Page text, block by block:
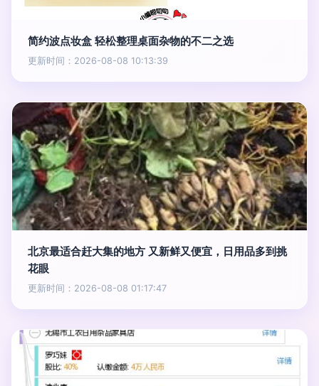
简约波点妆盒 轻松整理桌面杂物的不二之选
更新时间：2026-08-08 10:13:39
北京最适合赶大集的地方 又新鲜又便宜，日用品多到挑
花眼
更新时间：2026-08-08 01:17:47